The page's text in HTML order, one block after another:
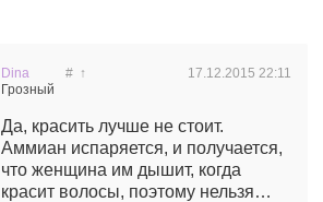
Dina
Грозный
17.12.2015 22:11
# ↑
Да, красить лучше не стоит.
Аммиан испаряется, и получается,
что женщина им дышит, когда
красит волосы, поэтому нельзя…